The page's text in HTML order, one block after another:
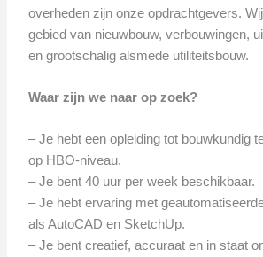
overheden zijn onzeopdrachtgevers.
gebied van nieuwbouw, verbouwingen,
en grootschalig alsmede utiliteitsbouw.
Waar zijn we naar op zoek?
– Je hebt een opleiding tot bouwkundig
op HBO-niveau.
– Je bent 40 uur per week beschikbaar.
– Je hebt ervaring met
als AutoCAD en SketchUp.
– Je bent creatief, accuraat en in staat